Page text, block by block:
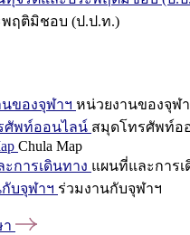
พฤติมิชอบ (ป.ป.ท.)
ของจุฬาฯ หน่วยงานของจุฬ
ศัพท์ออนไลน์ สมุดโทรศัพท์อ
Chula Map
การเดินทาง แผนที่และการเ
บจุฬาฯ ร่วมงานกับจุฬาฯ